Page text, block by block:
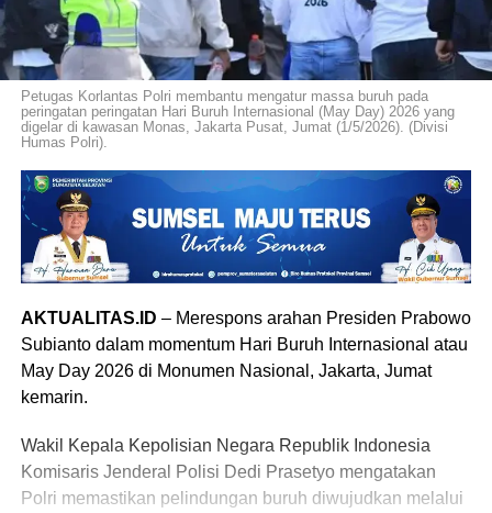
Petugas Korlantas Polri membantu mengatur massa buruh pada
peringatan peringatan Hari Buruh Internasional (May Day) 2026 yang
digelar di kawasan Monas, Jakarta Pusat, Jumat (1/5/2026). (Divisi
Humas Polri).
AKTUALITAS.ID – Merespons arahan Presiden Prabowo
Subianto dalam momentum Hari Buruh Internasional atau
May Day 2026 di Monumen Nasional, Jakarta, Jumat
kemarin.
Wakil Kepala Kepolisian Negara Republik Indonesia
Komisaris Jenderal Polisi Dedi Prasetyo mengatakan
Polri memastikan pelindungan buruh diwujudkan melalui